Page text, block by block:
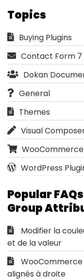
Topics
Buying Plugins
Contact Form
Dokan
General
Themes
Visual
WordPress
Popular
Group
Modifier la
et de la valeur
alignés à droite